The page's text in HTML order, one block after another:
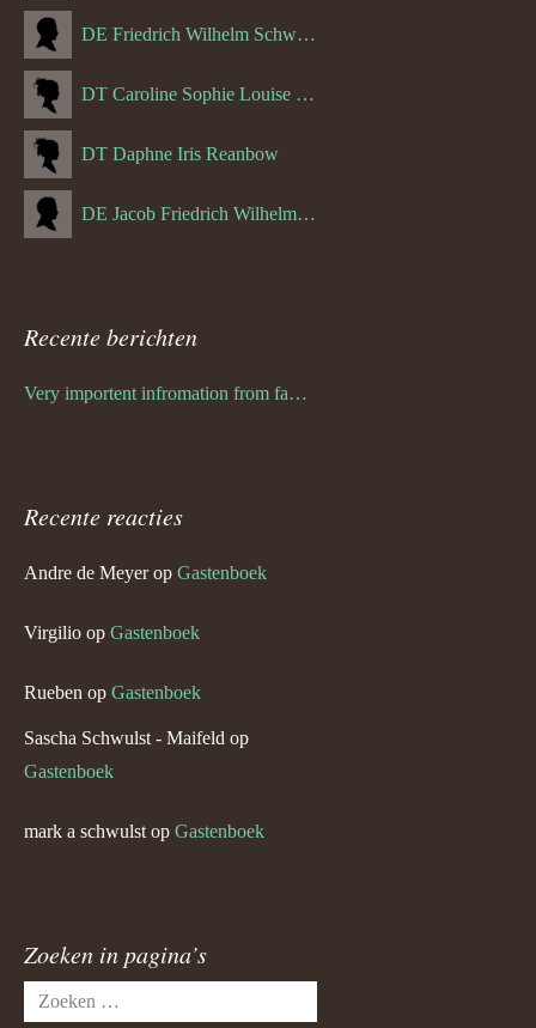
DE Friedrich Wilhelm Schwulst
DT Caroline Sophie Louise Schreuder born Schwulst (13-05-1866)
DT Daphne Iris Reanbow
DE Jacob Friedrich Wilhelm Hurth
Recente berichten
Very importent infromation from family Schwulst
Recente reacties
Andre de Meyerop Gastenboek
Virgilio op Gastenboek
Rueben op Gastenboek
Sascha Schwulst - Maifeld op
Gastenboek
mark a schwulst op Gastenboek
Zoeken in pagina’s
Zoeken
naar: